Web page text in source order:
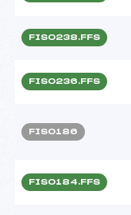
FIS0238.FFS
FIS0236.FFS
FIS0186
FIS0184.FFS